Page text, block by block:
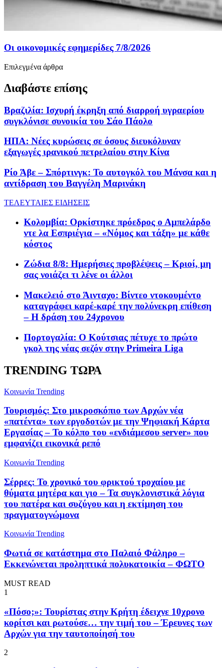
Οι οικονομικές εφημερίδες 7/8/2026
Επιλεγμένα άρθρα
Διαβάστε επίσης
Βραζιλία: Ισχυρή έκρηξη από διαρροή υγραερίου
συγκλόνισε συνοικία του Σάο Πάολο
ΗΠΑ: Νέες κυρώσεις σε όσους διευκόλυναν
εξαγωγές ιρανικού πετρελαίου στην Κίνα
Ρίο Άβε – Σπόρτινγκ: Το αυτογκόλ του Μάνσα και η
αντίδραση του Βαγγέλη Μαρινάκη
ΤΕΛΕΥΤΑΙΕΣ ΕΙΔΗΣΕΙΣ
Κολομβία: Ορκίστηκε πρόεδρος ο Αμπελάρδο
ντε λα Εσπριέγια – «Νόμος και τάξη» με κάθε
κόστος
Ζώδια 8/8: Ημερήσιες προβλέψεις – Κριοί, μη
σας νοιάζει τι λένε οι άλλοι
Μακελειό στο Άινταχο: Βίντεο ντοκουμέντο
καταγράφει καρέ-καρέ την πολύνεκρη επίθεση
– Η δράση του 24χρονου
Πορτογαλία: Ο Κούτσιας πέτυχε το πρώτο
γκολ της νέας σεζόν στην Primeira Liga
TRENDING ΤΩΡΑ
Κοινωνία Trending
Τουρισμός: Στο μικροσκόπιο των Αρχών νέα
«πατέντα» των εργοδοτών με την Ψηφιακή Κάρτα
Εργασίας – Το κόλπο του «ενδιάμεσου server» που
εμφανίζει εικονικά ρεπό
Κοινωνία Trending
Σέρρες: Το χρονικό του φρικτού τροχαίου με
θύματα μητέρα και γιο – Τα συγκλονιστικά λόγια
του πατέρα και συζύγου και η εκτίμηση του
πραγματογνώμονα
Κοινωνία Trending
Φωτιά σε κατάστημα στο Παλαιό Φάληρο –
Εκκενώνεται προληπτικά πολυκατοικία – ΦΩΤΟ
MUST READ
1
«Πόσο;»: Τουρίστας στην Κρήτη έδειχνε 10χρονο
κορίτσι και ρωτούσε… την τιμή του – Έρευνες των
Αρχών για την ταυτοποίησή του
2